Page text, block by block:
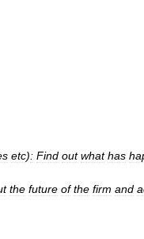
etc): Find out what has
the future of the firm and